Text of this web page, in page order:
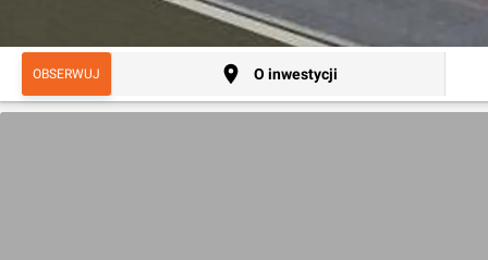
OBSERWUJ O inwestycji